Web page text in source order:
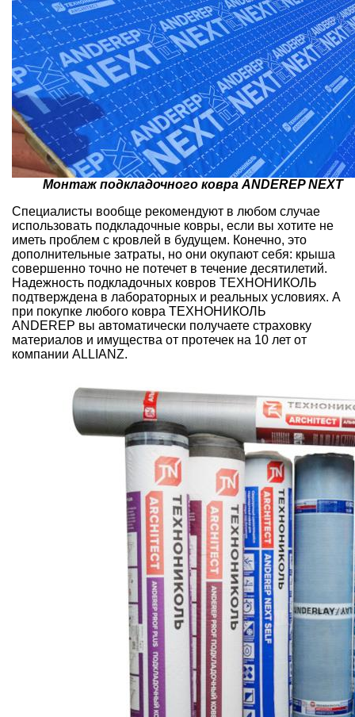
Монтаж подкладочного ковра ANDEREP NEXT
Специалисты вообще рекомендуют в любом случае
использовать подкладочные ковры, если вы хотите не
иметь проблем с кровлей в будущем. Конечно, это
дополнительные затраты, но они окупают себя: крыша
совершенно точно не потечет в течение десятилетий.
Надежность подкладочных ковров ТЕХНОНИКОЛЬ
подтверждена в лабораторных и реальных условиях. А
при покупке любого ковра ТЕХНОНИКОЛЬ
ANDEREP вы автоматически получаете страховку
материалов и имущества от протечек на 10 лет от
компании ALLIANZ.